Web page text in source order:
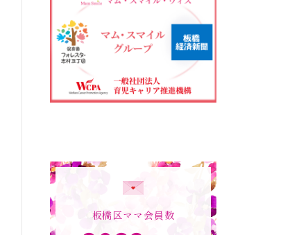
板橋区ママ会員数